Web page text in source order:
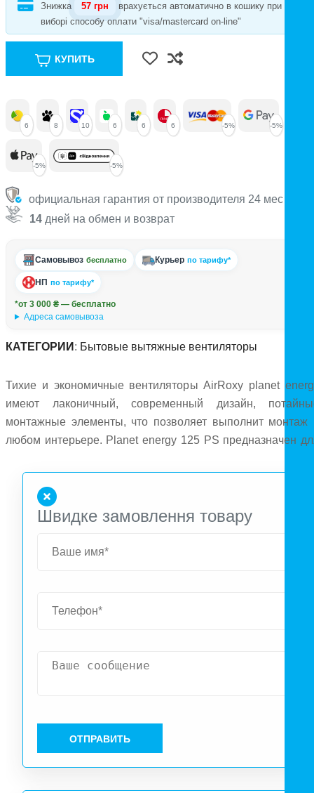
Знижка 57 грн
врахується автоматично в кошику при
виборі способу оплати "visa/mastercard on-line"
КУПИТЬ
6 8 10 6 6 6 -5% -5%
-5% -5%
официальная гарантия от производителя 24 мес
14 дней на обмен и возврат
Самовывоз бесплатно Курьер по тарифу*
НП по тарифу*
*от 3 000 ₴ — бесплатно
Адреса самовывоза
КАТЕГОРИИ : Бытовые вытяжные вентиляторы
Тихие и экономичные вентиляторы AirRoxy planet
имеют лаконичный, современный дизайн,
монтажные элементы, что позволяет выполнит монтаж
любом интерьере. Planet energy 125 PS предназначен
скольжения, расход воздуха 140 м³/час.
выполняется шнуровым выключателем.
Швидке замовлення товару
ОТПРАВИТЬ